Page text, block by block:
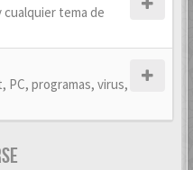
cualquier tema de
PC, programas, virus,